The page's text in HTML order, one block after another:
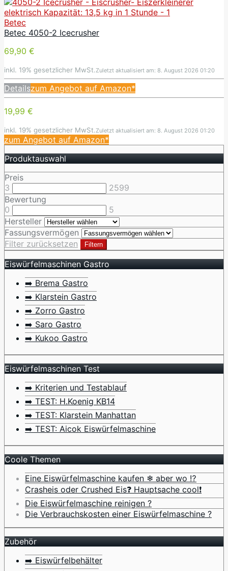
Betec
Betec 4050-2 Icecrusher
69,90 €
inkl. 19% gesetzlicher MwSt.Zuletzt aktualisiert am: 8. August 2026 01:20
Detailszum Angebot auf Amazon*
19,99 €
inkl. 19% gesetzlicher MwSt.Zuletzt aktualisiert am: 8. August 2026 01:20
zum Angebot auf Amazon*
Produktauswahl
Preis
3
2599
Bewertung
0
5
Hersteller
Fassungsvermögen
Filter zurücksetzen
Filtern
Eiswürfelmaschinen Gastro
➡️ Brema Gastro
➡️ Klarstein Gastro
➡️ Zorro Gastro
➡️ Saro Gastro
➡️ Kukoo Gastro
Eiswürfelmaschinen Test
➡️ Kriterien und Testablauf
➡️ TEST: H.Koenig KB14
➡️ TEST: Klarstein Manhattan
➡️ TEST: Aicok Eiswürfelmaschine
Coole Themen
Eine Eiswürfelmaschine kaufen ❄ aber wo ⁉️
Crasheis oder Crushed Eis❓ Hauptsache cool❗
Die Eiswürfelmaschine reinigen ?
Die Verbrauchskosten einer Eiswürfelmaschine ?
Zubehör
➡️ Eiswürfelbehälter